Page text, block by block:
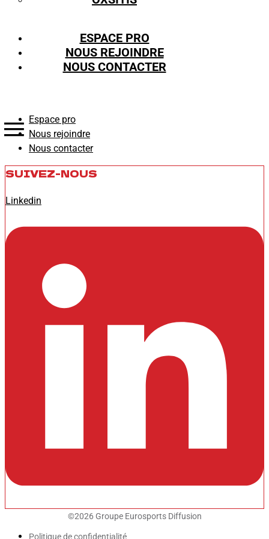
ESPACE PRO
NOUS REJOINDRE
NOUS CONTACTER
Espace pro
Nous rejoindre
Espace pro
Nous rejoindre
Nous contacter
SUIVEZ-NOUS
Linkedin
©2026 Groupe Eurosports Diffusion
Politique de confidentialité